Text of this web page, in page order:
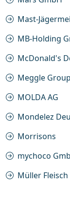
Mast-
MB-Holding
McDonald's
Meggle Group
MOLDA AG
Mondelez
Morrisons
mychoco
Müller